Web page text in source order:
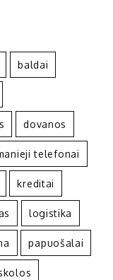
baldai
dovanos
telefonai
kreditai
logistika
papuošalai